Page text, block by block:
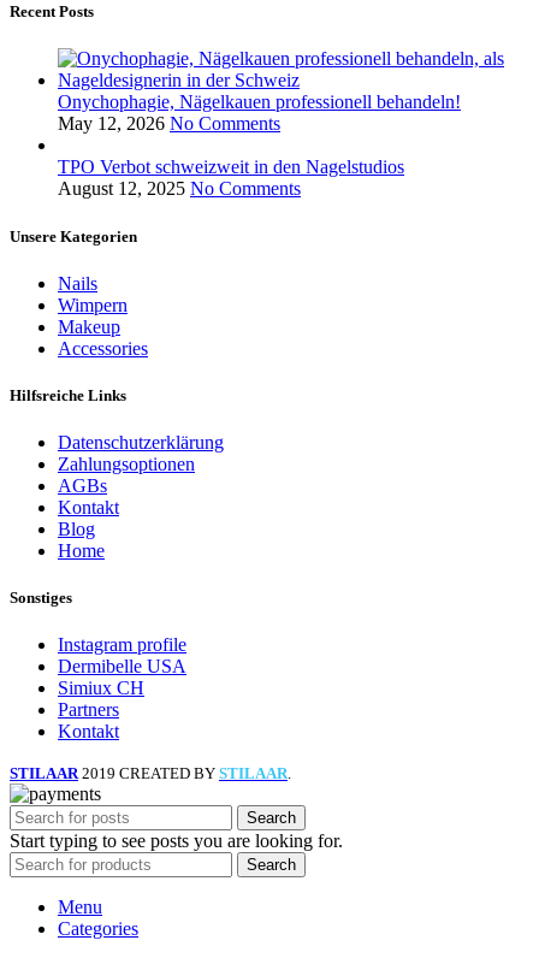
Recent Posts
Onychophagie, Nägelkauen professionell behandeln!
May 12, 2026 No Comments
TPO Verbot schweizweit in den Nagelstudios
August 12, 2025 No Comments
Unsere Kategorien
Nails
Wimpern
Makeup
Accessories
Hilfsreiche Links
Datenschutzerklärung
Zahlungsoptionen
AGBs
Kontakt
Blog
Home
Sonstiges
Instagram profile
Dermibelle USA
Simiux CH
Partners
Kontakt
STILAAR 2019 CREATED BY STILAAR.
Search
Start typing to see posts you are looking for.
Search
Menu
Categories